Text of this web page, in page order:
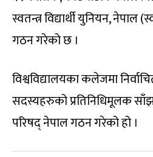
स्वतन्त्र विद्यार्थी युनियन, नेपाल
गठन गरेको छ ।
विश्वविद्यालयका कलेजमा
सदस्यहरुको प्रतिनिधिमूलक
परिषद् नेपाल गठन गरेको हो ।